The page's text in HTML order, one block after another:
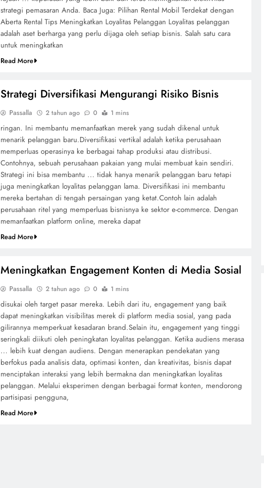
strategi pemasaran Anda. Baca Juga: Pilihan Rental Mobil Terdekat dengan
Aberta Rental Tips Meningkatkan Loyalitas Pelanggan Loyalitas pelanggan
adalah aset berharga yang perlu dijaga oleh setiap bisnis. Salah satu cara
untuk meningkatkan
Read More
Strategi Diversifikasi Mengurangi Risiko Bisnis
Passalla 2 tahun ago 0 1 mins
ringan. Ini membantu memanfaatkan merek yang sudah dikenal untuk
menarik pelanggan baru.Diversifikasi vertikal adalah ketika perusahaan
memperluas operasinya ke berbagai tahap produksi atau distribusi.
Contohnya, sebuah perusahaan pakaian yang mulai membuat kain sendiri.
Strategi ini bisa membantu ... tidak hanya menarik pelanggan baru tetapi
juga meningkatkan loyalitas pelanggan lama. Diversifikasi ini membantu
mereka bertahan di tengah persaingan yang ketat.Contoh lain adalah
perusahaan ritel yang memperluas bisnisnya ke sektor e-commerce. Dengan
memanfaatkan platform online, mereka dapat
Read More
Meningkatkan Engagement Konten di Media Sosial
Passalla 2 tahun ago 0 1 mins
disukai oleh target pasar mereka. Lebih dari itu, engagement yang baik
dapat meningkatkan visibilitas merek di platform media sosial, yang pada
gilirannya memperkuat kesadaran brand.Selain itu, engagement yang tinggi
seringkali diikuti oleh peningkatan loyalitas pelanggan. Ketika audiens merasa
... lebih kuat dengan audiens. Dengan menerapkan pendekatan yang
berfokus pada analisis data, optimasi konten, dan kreativitas, bisnis dapat
menciptakan interaksi yang lebih bermakna dan meningkatkan loyalitas
pelanggan. Melalui eksperimen dengan berbagai format konten, mendorong
partisipasi pengguna,
Read More